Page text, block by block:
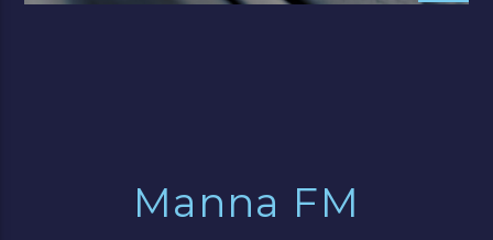
Manna FM